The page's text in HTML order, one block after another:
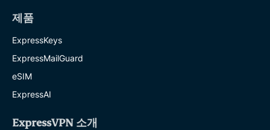
제품
ExpressKeys
ExpressMailGuard
eSIM
ExpressAI
ExpressVPN 소개